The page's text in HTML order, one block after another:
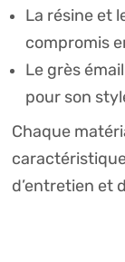
La résine et
compromis
Le grès
pour son
Chaque
d’entretien et